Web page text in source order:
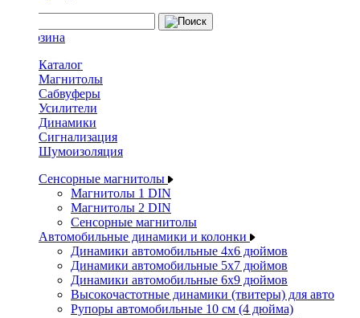
Каталог
Магнитолы
Сабвуферы
Усилители
Динамики
Сигнализация
Шумоизоляция
Сенсорные магнитолы
Магнитолы 1 DIN
Магнитолы 2 DIN
Сенсорные магнитолы
Автомобильные динамики и колонки
Динамики автомобильные 4x6 дюймов
Динамики автомобильные 5x7 дюймов
Динамики автомобильные 6x9 дюймов
Высокочастотные динамики (твитеры) для авто
Рупоры автомобильные 10 см (4 дюйма)